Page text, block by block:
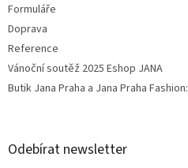
Formuláře
Doprava
Reference
Vánoční soutěž 2025 Eshop JANA
Butik Jana Praha a Jana Praha Fashion:
Odebírat newsletter